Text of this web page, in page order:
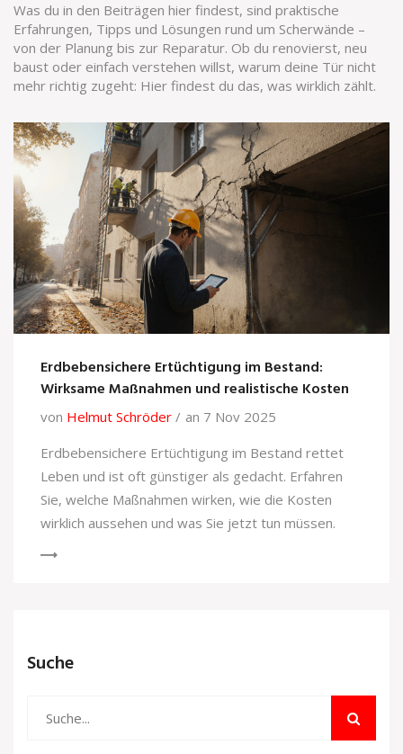
Was du in den Beiträgen hier findest, sind praktische
Erfahrungen, Tipps und Lösungen rund um Scherwände –
von der Planung bis zur Reparatur. Ob du renovierst, neu
baust oder einfach verstehen willst, warum deine Tür nicht
mehr richtig zugeht: Hier findest du das, was wirklich zählt.
Erdbebensichere Ertüchtigung im Bestand:
Wirksame Maßnahmen und realistische Kosten
von Helmut Schröder
an 7 Nov 2025
Erdbebensichere Ertüchtigung im Bestand rettet
Leben und ist oft günstiger als gedacht. Erfahren
Sie, welche Maßnahmen wirken, wie die Kosten
wirklich aussehen und was Sie jetzt tun müssen.
Suche